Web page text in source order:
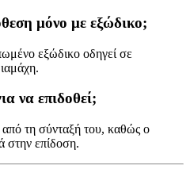
μόνο με εξώδικο;
εξώδικο οδηγεί σε
να επιδοθεί;
τη σύνταξή του, καθώς ο
στην επίδοση.